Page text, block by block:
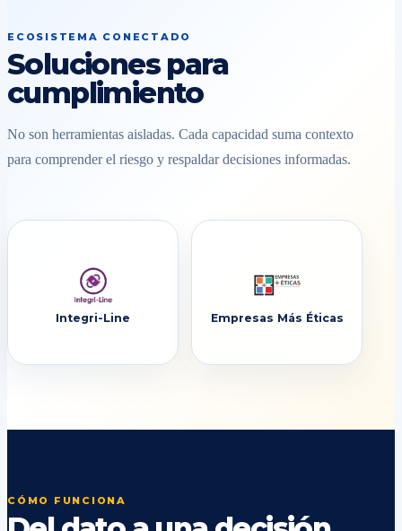
ECOSISTEMA CONECTADO
Soluciones para
cumplimiento
No son herramientas aisladas. Cada capacidad suma contexto
para comprender el riesgo y respaldar decisiones informadas.
Integri-Line Empresas Más Éticas
CÓMO FUNCIONA